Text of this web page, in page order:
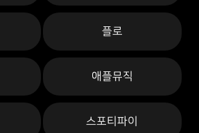
플로
애플뮤직
스포티파이